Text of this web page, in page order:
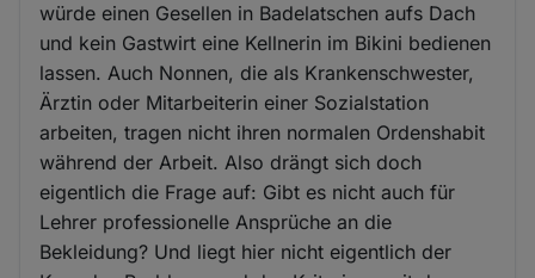
würde einen Gesellen in Badelatschen aufs Dach
und kein Gastwirt eine Kellnerin im Bikini bedienen
lassen. Auch Nonnen, die als Krankenschwester,
Ärztin oder Mitarbeiterin einer Sozialstation
arbeiten, tragen nicht ihren normalen Ordenshabit
während der Arbeit. Also drängt sich doch
eigentlich die Frage auf: Gibt es nicht auch für
Lehrer professionelle Ansprüche an die
Bekleidung? Und liegt hier nicht eigentlich der